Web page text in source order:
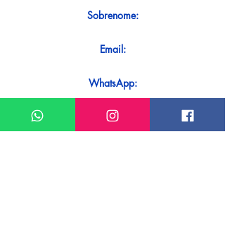
Sobrenome:
Email:
WhatsApp:
Mensagem: